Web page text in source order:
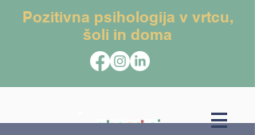
Pozitivna psihologija v vrtcu,
šoli in doma